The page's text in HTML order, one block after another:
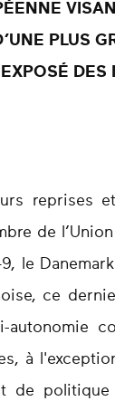
PLUS
DES
reprises
de
le
ce
autonomie
à
politique